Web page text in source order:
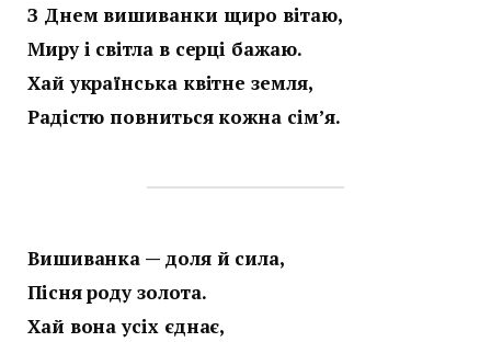
З Днем вишиванки щиро вітаю,
Миру і світла в серці бажаю.
Хай українська квітне земля,
Радістю повниться кожна сім’я.
Вишиванка — доля й сила,
Пісня роду золота.
Хай вона усіх єднає,